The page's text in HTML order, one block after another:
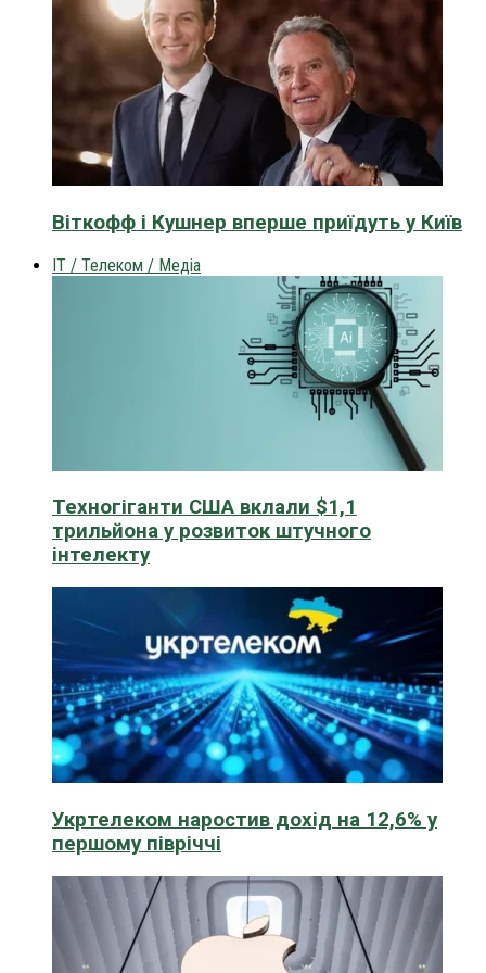
Віткофф і Кушнер вперше приїдуть у Київ
IT / Телеком / Медіа
Техногіганти США вклали $1,1
трильйона у розвиток штучного
інтелекту
Укртелеком наростив дохід на 12,6% у
першому півріччі